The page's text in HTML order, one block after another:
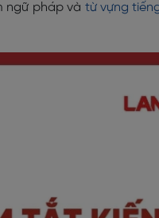
ngữ pháp và từ vựng